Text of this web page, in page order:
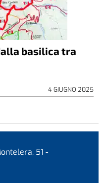
basilica tra
4 GIUGNO 2025
51 -